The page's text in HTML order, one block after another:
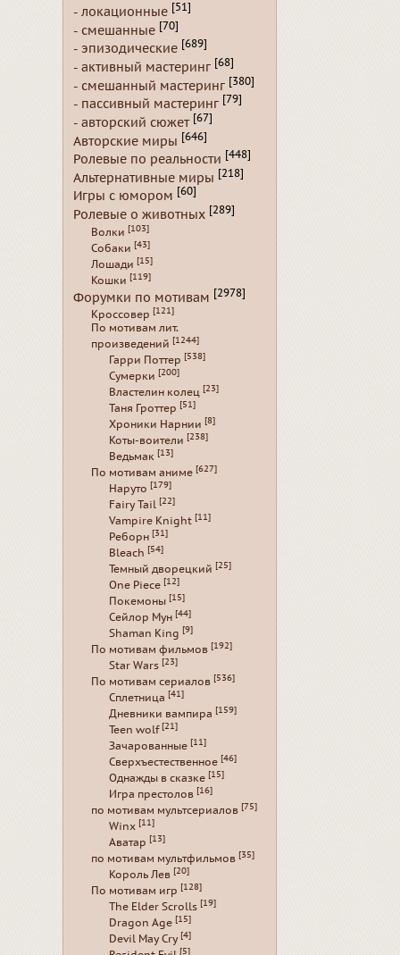
- локационные [51]
- смешанные [70]
- эпизодические [689]
- активный мастеринг [68]
- смешанный мастеринг [380]
- пассивный мастеринг [79]
- авторский сюжет [67]
Авторские миры [646]
Ролевые по реальности [448]
Альтернативные миры [218]
Игры с юмором [60]
Ролевые о животных [289]
Волки [103]
Собаки [43]
Лошади [15]
Кошки [119]
Форумки по мотивам [2978]
Кроссовер [121]
По мотивам лит.
произведений [1244]
Гарри Поттер [538]
Сумерки [200]
Властелин колец [23]
Таня Гроттер [51]
Хроники Нарнии [8]
Коты-воители [238]
Ведьмак [13]
По мотивам аниме [627]
Наруто [179]
Fairy Tail [22]
Vampire Knight [11]
Реборн [31]
Bleach [54]
Темный дворецкий [25]
One Piece [12]
Покемоны [15]
Сейлор Мун [44]
Shaman King [9]
По мотивам фильмов [192]
Star Wars [23]
По мотивам сериалов [536]
Сплетница [41]
Дневники вампира [159]
Teen wolf [21]
Зачарованные [11]
Сверхъестественное [46]
Однажды в сказке [15]
Игра престолов [16]
по мотивам мультсериалов [75]
Winx [11]
Аватар [13]
по мотивам мультфильмов [35]
Король Лев [20]
По мотивам игр [128]
The Elder Scrolls [19]
Dragon Age [15]
Devil May Cry [4]
[5]